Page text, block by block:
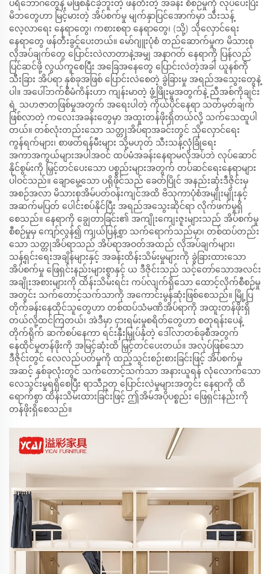
ပရိဘောဂတွေနဲ့ မဖြစ်နိုင်ခဲ့ဘူးတဲ့ ဖန်တီးတဲ့ အခန်း စီစဉ်မှုကို လုပ်ပေးပြီး
မိဘတွေဟာ မြင့်မားတဲ့ အိပ်စက်မှု မျက်နှာပြင်အောက်မှာ သီးသန့်
လေ့လာရေး နေရာတွေ၊ ကစားစရာ နေရာတွေ၊ (သို့) သိုလှောင်ရေး
နေရာတွေ ဖန်တီးခွင့်ပေးတယ်။ မော်ဂျူးပုံစံ တည်ဆောက်မှုက မိသားစု
လိုအပ်ချက်တွေ ပြောင်းလဲလာတာနဲ့အမျှ အနာဂတ် နေရာကို ပြန်လည်
ပြင်ဆင်ဖို့ လွယ်ကူစေပြီး အခြေအနေတွေ ပြောင်းလဲတဲ့အခါ ယူနစ်ကို
သီးခြား အိပ်ရာ နှစ်ခုအဖြစ် ပြောင်းလဲစေတဲ့ ခွဲခြားမှု အရည်အသွေးတွေနဲ့
ပါ။ အပေါ်ဘက်စီမံကိန်းဟာ ကျန်းမာတဲ့ ဖွံ့ဖြိုးမှုအတွက်နဲ့ ညီအစ်ကိုချင်း
ရဲ့ သဟဇာတဖြစ်မှုအတွက် အရေးပါတဲ့ ကိုယ်ပိုင်နေရာ သတ်မှတ်ချက်
ဖြစ်လာတဲ့ ကလေးအခန်းတွေမှာ အထူးတန်ဖိုးရှိတယ်လို့ သက်သေထူပါ
တယ်။ တစ်လုံးတည်းသော သတ္တုအိပ်ရာအခင်းတွင် သိုလှောင်ရေး
ကွန်ရက်များ၊ စာဖတ်ရန်မီးများ သို့မဟုတ် သီးသန့်လုံခြုံရေး
အကာအကွယ်များအပါအဝင် ထပ်မံအခန်းနေရာမလိုအပ်ဘဲ လုပ်ဆောင်
နိုင်စွမ်းကို မြှင့်တင်ပေးသော ပစ္စည်းများအတွက် တပ်ဆင်ရေးနေရာများ
ပါဝင်သည်။ ချောမွေ့သော ပရိုဖိုင်သည် ခေတ်ပြိုင် အနည်းဆုံးဒီဇိုင်းမှ
အစဉ်အလာ မိသားစုအိမ်ပတ်ဝန်းကျင်အထိ ဗိသုကာပုံစံအမျိုးမျိုးနှင့်
အဆက်မပြတ် ပေါင်းစပ်နိုင်ပြီး အရည်အသွေးဆိုင်ရာ လိုက်ဖက်မှုရှိ
စေသည်။ နေရာကို ချွေတာခြင်း၏ အကျိုးကျေးဇူးများသည် အိပ်စက်မှု
စီစဉ်မှုမှ ကျော်လွန်၍ ကျယ်ပြန့်စွာ သက်ရောက်သည်မှာ၊ တစ်ထပ်တည်း
သော သတ္တုအိပ်ရာသည် အိပ်ရာအဝတ်အထည် လိုအပ်ချက်များ၊
သန့်ရှင်းရေးအချိန်များနှင့် အခန်းထိန်းသိမ်းမှုများကို ခွဲခြားထားသော
အိပ်စက်မှု ဖြေရှင်းနည်းများစွာနှင့် ယ ဒီဇိုင်းသည် သင့်တော်သောအလင်း
အချိုးအစားများကို ထိန်းသိမ်းရင်း ကပ်လျက်ရှိသော ထောင့်လိုက်စီစဉ်မှု
အတွင်း သက်တောင့်သက်သာကို အကောင်းမွန်ဆုံးဖြစ်စေသည်။ မြို့ပြ
တိုက်ခန်းနေထိုင်သူတွေဟာ တစ်ထပ်သံမဏိအိပ်ရာကို အထူးတန်ဖိုးရှိ
တယ်လို့ထင်ကြတယ်၊ အဲဒီမှာ ငှားရမ်းမှုစရိတ်တွေဟာ စတုရန်းပေနဲ့
တိုက်ရိုက် ဆက်စပ်နေကာ ရင်းနှီးမြှုပ်နှံတဲ့ ဒေါ်လာတစ်ခုစီအတွက်
နေထိုင်မှုတန်ဖိုးကို အမြင့်ဆုံးထိ မြှင့်တင်ပေးတယ်။ အလုပ်ဖြစ်သော
ဒီဇိုင်းတွင် လေလည်ပတ်မှုကို ထည့်သွင်းစဉ်းစားခြင်းဖြင့် အိပ်စက်မှု
အဆင့် နှစ်ခုလုံးတွင် သက်တောင့်သက်သာ အနားယူရန် လုံလောက်သော
လေသွင်းမှုရရှိစေပြီး ရာသီဥတု ပြောင်းလဲမှုများအတွင်း နေရာကို ထိ
ရောက်စွာ ထိန်းသိမ်းထားခြင်းဖြင့် ဤအိမ်အပိုပစ္စည်း ဖြေရှင်းနည်းကို
တန်ဖိုးရှိစေသည်။